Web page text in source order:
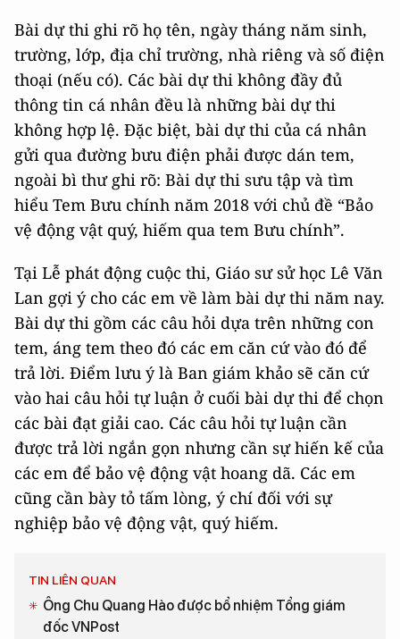
Bài dự thi ghi rõ họ tên, ngày tháng năm sinh,
trường, lớp, địa chỉ trường, nhà riêng và số điện
thoại (nếu có). Các bài dự thi không đầy đủ
thông tin cá nhân đều là những bài dự thi
không hợp lệ. Đặc biệt, bài dự thi của cá nhân
gửi qua đường bưu điện phải được dán tem,
ngoài bì thư ghi rõ: Bài dự thi sưu tập và tìm
hiểu Tem Bưu chính năm 2018 với chủ đề “Bảo
vệ động vật quý, hiếm qua tem Bưu chính”.
Tại Lễ phát động cuộc thi, Giáo sư sử học Lê Văn
Lan gợi ý cho các em về làm bài dự thi năm nay.
Bài dự thi gồm các câu hỏi dựa trên những con
tem, áng tem theo đó các em căn cứ vào đó để
trả lời. Điểm lưu ý là Ban giám khảo sẽ căn cứ
vào hai câu hỏi tự luận ở cuối bài dự thi để chọn
các bài đạt giải cao. Các câu hỏi tự luận cần
được trả lời ngắn gọn nhưng cần sự hiến kế của
các em để bảo vệ động vật hoang dã. Các em
cũng cần bày tỏ tấm lòng, ý chí đối với sự
nghiệp bảo vệ động vật, quý hiếm.
TIN LIÊN QUAN
Ông Chu Quang Hào được bổ nhiệm Tổng giám
đốc VNPost